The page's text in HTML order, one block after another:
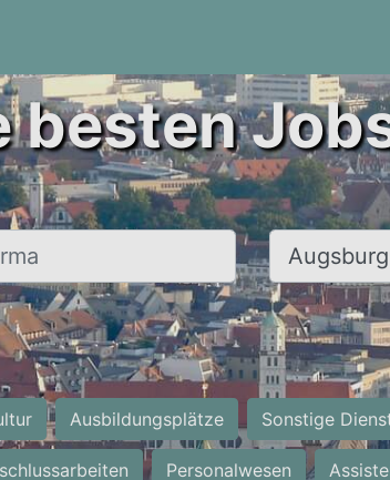
besten
Ort, Stadt
Ausbildungsplätze Sonstige
Personalwesen